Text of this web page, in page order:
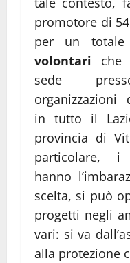
promotore di
per un
volontari che
sede
organizzazioni
in tutto il
provincia di
particolare, i
hanno
scelta, si può
progetti negli
vari: si va
alla protezione